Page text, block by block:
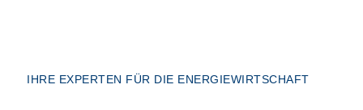
IHRE EXPERTEN FÜR DIE ENERGIEWIRTSCHAFT